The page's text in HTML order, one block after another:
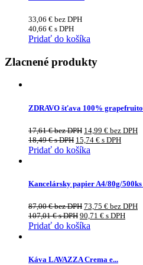
33,06 € bez DPH
40,66 € s DPH
Pridať do košíka
Zlacnené produkty
ZDRAVO šťava 100%
17,61€bez DPH 14,99 € bez DPH
18,49€s DPH 15,74 € s DPH
Pridať do košíka
Kancelársky papier A4/80g/500ks
87,00€bez DPH 73,75 € bez DPH
107,01€s DPH 90,71 € s DPH
Pridať do košíka
Káva LAVAZZA Crema e...